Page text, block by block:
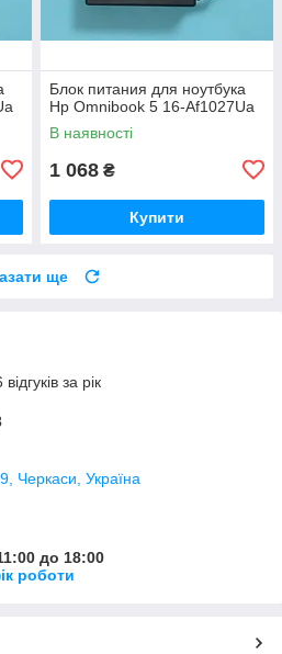
Блок питания для ноутбука
Hp Omnibook 5 16-Af1027Ua
В наявності
1 068 ₴
Купити
ще
за рік
Черкаси, Україна
до 18:00
роботи